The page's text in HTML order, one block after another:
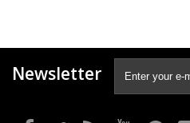
Newsletter